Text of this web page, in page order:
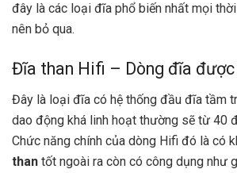
đây là các loại đĩa phổ biến nhất mọi
nên bỏ qua.
Đĩa than Hifi – Dòng đĩa
Đây là loại đĩa có hệ thống đầu đĩa tầm
dao động khá linh hoạt thường sẽ từ 40
Chức năng chính của dòng Hifi đó là có
than tốt ngoài ra còn có công dụng như